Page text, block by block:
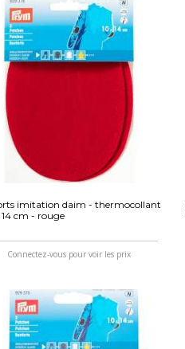
imitation daim - thermocollant
14 cm - rouge
Connectez-vous pour voir les prix